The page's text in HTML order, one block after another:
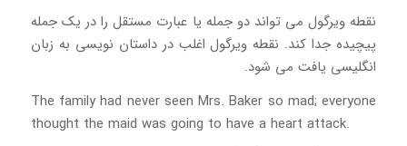
نقطه ویرگول می تواند دو جمله یا عبارت مستقل را در یک جمله
پیچیده جدا کند. نقطه ویرگول اغلب در داستان نویسی به زبان
انگلیسی یافت می شود.
The family had never seen Mrs. Baker so mad; everyone
thought the maid was going to have a heart attack.